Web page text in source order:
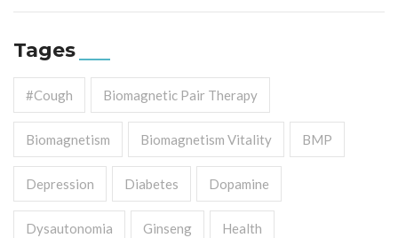
Tages
#cough Biomagnetic Pair Therapy
Biomagnetism Biomagnetism Vitality BMP
Depression Diabetes Dopamine
Dysautonomia Ginseng Health